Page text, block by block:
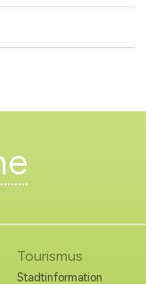
Tourismus
Stadtinformation